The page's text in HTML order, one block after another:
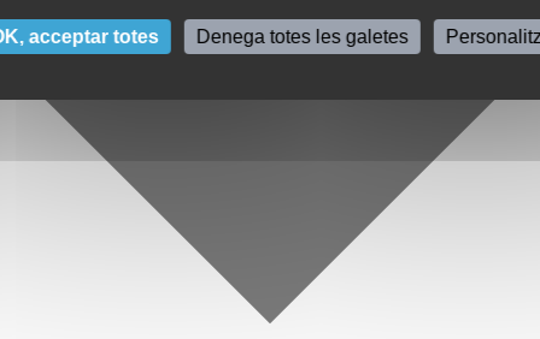
acceptar totes Denega totes les galetes